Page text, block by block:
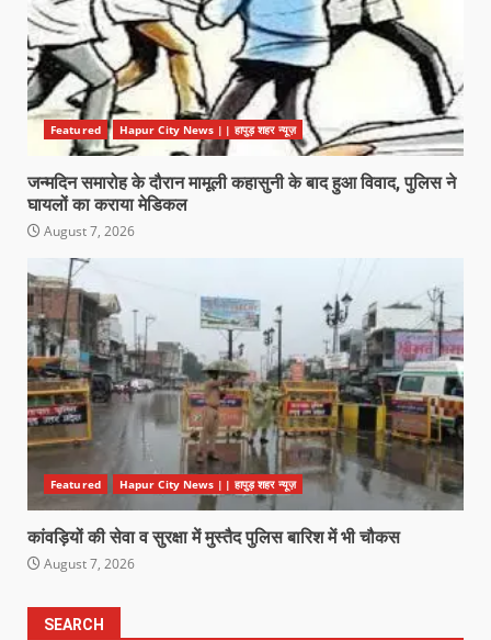
Featured Hapur City News || हापुड़ शहर न्यूज़
जन्मदिन समारोह के दौरान मामूली कहासुनी के बाद हुआ विवाद, पुलिस ने
घायलों का कराया मेडिकल
August 7, 2026
Featured Hapur City News || हापुड़ शहर न्यूज़
कांवड़ियों की सेवा व सुरक्षा में मुस्तैद पुलिस बारिश में भी चौकस
August 7, 2026
SEARCH